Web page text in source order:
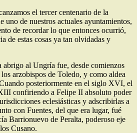
el tercer centenario de la
uno de nuestros actuales ayuntamientos,
de recordar lo que entonces ocurrió,
de estas cosas ya tan olvidadas y
abrigo al Ungría fue, desde comienzos
arzobispos de Toledo, y como aldea
posteriormente en el siglo XVI, el
confiriendo a Felipe II absoluto poder
eclesiásticas y adscribirlas a
con Fuentes, del que era lugar, fué
Barrionuevo de Peralta, poderoso eje
Cusano.